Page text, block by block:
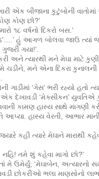
એક બીજાના કુટુંબોની
કોણ છો?’
૧૮ વર્ષનો દિકરો બસ.’
હું આગળ બોલવા જાઉ ત્યાં જ
ગુજરી ગયા!’.
અને ત્યારથી મને મેઘા માટે
મને એના દિકરા
‘ગેસ’ ભરી રહ્યો હતો
એક દેખાવડી ‘મેક્સીકન’
કામણ હાસ્ય સાથે માગણી
આપ્યા. હાસ્ય વેરતી, આભાર
કહી ત્યારે મેઘાને મારાથી
તમે શું કહેવા માગો છો?’
ઉમેર્યું; ‘મેઘાબેન, અત્યારનો
છોકરીઓ ભલા માણસોનો